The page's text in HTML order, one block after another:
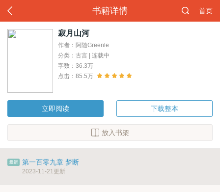
书籍详情 首页
寂月山河
作者：阿随Greenle
分类：古言 | 连载中
字数：36.3万
点击：85.5万
立即阅读 下载整本
放入书架
第一百零九章 梦断
2023-11-21更新